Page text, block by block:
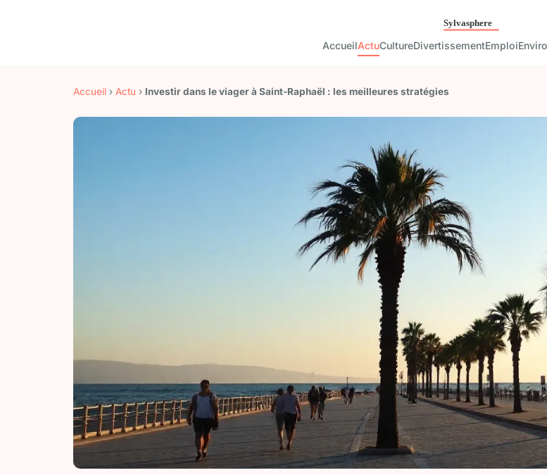
AccueilActuCultureDivertissementEmploi
Accueil › Actu › Investir dans le viager à Saint-Raphaël : les meilleures stratégies